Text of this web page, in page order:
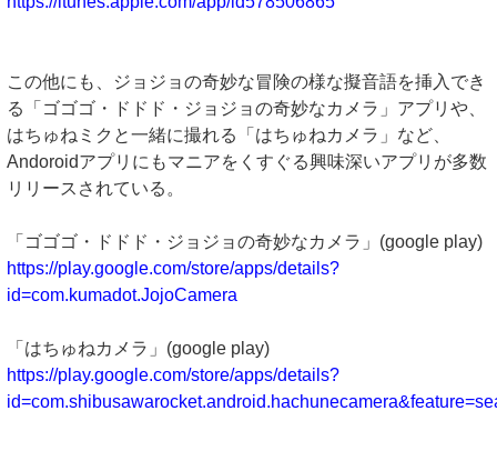
この他にも、ジョジョの奇妙な冒険の様な擬音語を挿入でき
る「ゴゴゴ・ドドド・ジョジョの奇妙なカメラ」アプリや、
はちゅねミクと一緒に撮れる「はちゅねカメラ」など、
Andoroidアプリにもマニアをくすぐる興味深いアプリが多数
リリースされている。
「ゴゴゴ・ドドド・ジョジョの奇妙なカメラ」(google play)
https://play.google.com/store/apps/details?
id=com.kumadot.JojoCamera
「はちゅねカメラ」(google play)
https://play.google.com/store/apps/details?